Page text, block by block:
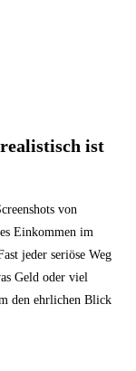
ist
von
Einkommen im
jeder seriöse Weg
Geld oder viel
den ehrlichen Blick